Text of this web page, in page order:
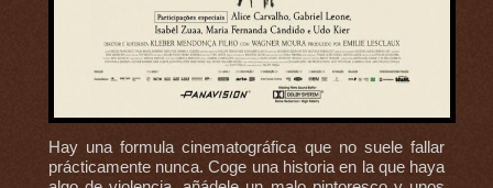
Hay una formula cinematográfica que no suele fallar
prácticamente nunca. Coge una historia en la que haya